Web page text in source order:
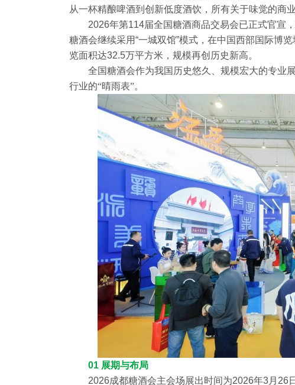
从一杯精酿啤酒到创新低度酒饮，所有关于味觉的商
2026年第114届全国糖酒商品交易会已正式官宣
糖酒会继续采用“一城双馆”模式，在中国西部国际博
览面积达32.5万平方米，规模再创历史新高。
全国糖酒会作为我国历史悠久、规模宏大的专业
行业的“晴雨表”。
01 展期与布局
2026成都糖酒会主会场展出时间为2026年3月26